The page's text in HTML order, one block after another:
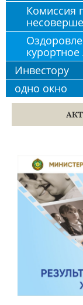
Комиссия
Инвестору
одно окно